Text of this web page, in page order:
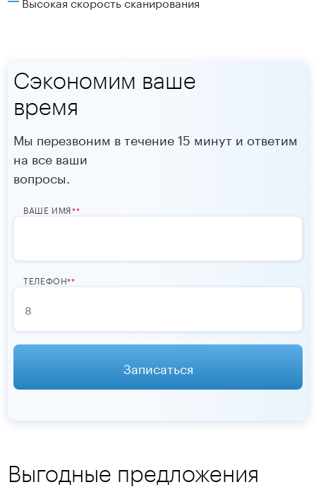
Сэкономим ваше
время
Мы перезвоним в течение 15 минут и ответим
на все ваши
вопросы.
ВАШЕ ИМЯ*
ТЕЛЕФОН*
Записаться
Выгодные предложения